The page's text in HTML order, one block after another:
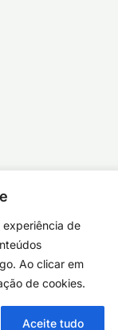
experiência de
Ao clicar em
de cookies.
Aceite tudo